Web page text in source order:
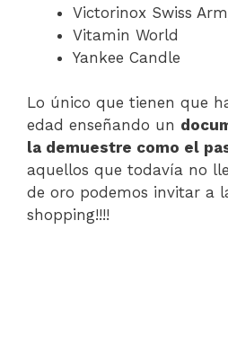
Victorinox Swiss
Vitamin World
Yankee Candle
Lo único que tienen que
edad enseñando un
la demuestre como el
aquellos que todavía no
de oro podemos invitar a
shopping!!!!